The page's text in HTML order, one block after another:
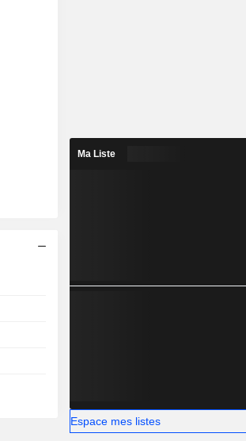
Ma Liste
Espace mes listes